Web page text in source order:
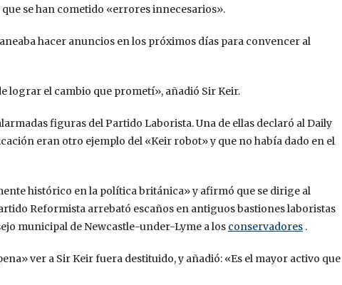
se han cometido «errores innecesarios».
hacer anuncios en los próximos días para convencer al
lograr el cambio que prometí», añadió Sir Keir.
figuras del Partido Laborista. Una de ellas declaró al Daily
eran otro ejemplo del «Keir robot» y que no había dado en el
histórico en la política británica» y afirmó que se dirige al
Reformista arrebató escaños en antiguos bastiones laboristas
municipal de Newcastle-under-Lyme a los conservadores.
ver a Sir Keir fuera destituido, y añadió: «Es el mayor activo que